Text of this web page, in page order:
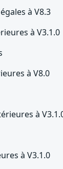
à V8.3
à V3.1.0
à V8.0
à
à V3.1.0